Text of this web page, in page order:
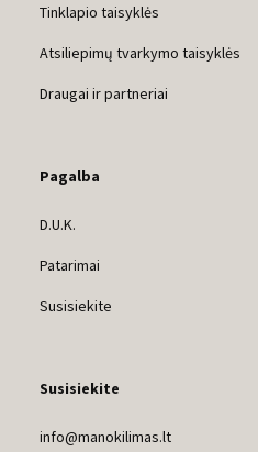
Tinklapio taisyklės
Atsiliepimų tvarkymo taisyklės
Draugai ir partneriai
Pagalba
D.U.K.
Patarimai
Susisiekite
Susisiekite
info@manokilimas.lt